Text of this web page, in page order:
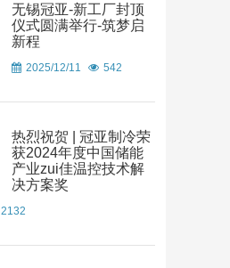
无锡冠亚-新工厂封顶
仪式圆满举行-筑梦启
新程
2025/12/11 542
热烈祝贺 | 冠亚制冷荣
获2024年度中国储能
产业zui佳温控技术解
决方案奖
2132